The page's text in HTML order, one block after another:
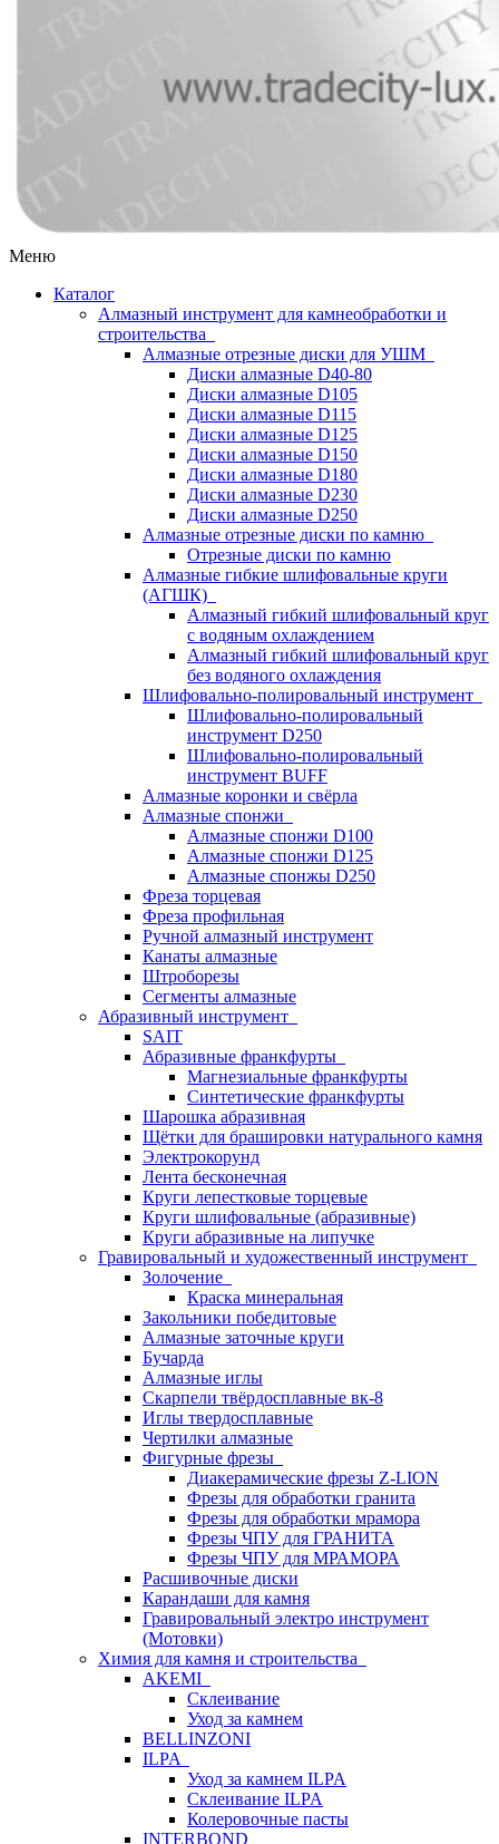
Меню
Каталог
Алмазный инструмент для камнеобработки и
строительства
Алмазные отрезные диски для УШМ
Диски алмазные D40-80
Диски алмазные D105
Диски алмазные D115
Диски алмазные D125
Диски алмазные D150
Диски алмазные D180
Диски алмазные D230
Диски алмазные D250
Алмазные отрезные диски по камню
Отрезные диски по камню
Алмазные гибкие шлифовальные круги
(АГШК)
Алмазный гибкий шлифовальный круг
с водяным охлаждением
Алмазный гибкий шлифовальный круг
без водяного охлаждения
Шлифовально-полировальный инструмент
Шлифовально-полировальный
инструмент D250
Шлифовально-полировальный
инструмент BUFF
Алмазные коронки и свёрла
Алмазные спонжи
Алмазные спонжи D100
Алмазные спонжи D125
Алмазные спонжы D250
Фреза торцевая
Фреза профильная
Ручной алмазный инструмент
Канаты алмазные
Штроборезы
Сегменты алмазные
Абразивный инструмент
SAIT
Абразивные франкфурты
Магнезиальные франкфурты
Синтетические франкфурты
Шарошка абразивная
Щётки для брашировки натурального камня
Электрокорунд
Лента бесконечная
Круги лепестковые торцевые
Круги шлифовальные (абразивные)
Круги абразивные на липучке
Гравировальный и художественный инструмент
Золочение
Краска минеральная
Закольники победитовые
Алмазные заточные круги
Бучарда
Алмазные иглы
Скарпели твёрдосплавные вк-8
Иглы твердосплавные
Чертилки алмазные
Фигурные фрезы
Диакерамические фрезы Z-LION
Фрезы для обработки гранита
Фрезы для обработки мрамора
Фрезы ЧПУ для ГРАНИТА
Фрезы ЧПУ для МРАМОРА
Расшивочные диски
Карандаши для камня
Гравировальный электро инструмент
(Мотовки)
Химия для камня и строительства
AKEMI
Склеивание
Уход за камнем
BELLINZONI
ILPA
Уход за камнем ILPA
Склеивание ILPA
Колеровочные пасты
INTERBOND